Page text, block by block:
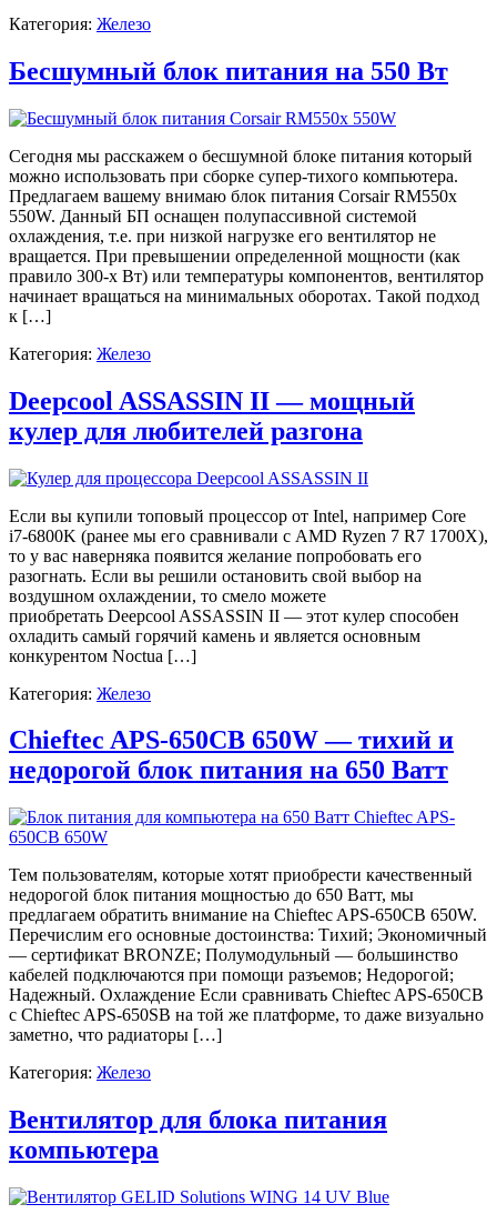
Категория: Железо
Бесшумный блок питания на 550 Вт
Сегодня мы расскажем о бесшумной блоке питания который
можно использовать при сборке супер-тихого компьютера.
Предлагаем вашему внимаю блок питания Corsair RM550x
550W. Данный БП оснащен полупассивной системой
охлаждения, т.е. при низкой нагрузке его вентилятор не
вращается. При превышении определенной мощности (как
правило 300-х Вт) или температуры компонентов, вентилятор
начинает вращаться на минимальных оборотах. Такой подход
к […]
Категория: Железо
Deepcool ASSASSIN II — мощный
кулер для любителей разгона
Если вы купили топовый процессор от Intel, например Core
i7-6800K (ранее мы его сравнивали с AMD Ryzen 7 R7 1700X),
то у вас наверняка появится желание попробовать его
разогнать. Если вы решили остановить свой выбор на
воздушном охлаждении, то смело можете
приобретать Deepcool ASSASSIN II — этот кулер способен
охладить самый горячий камень и является основным
конкурентом Noctua […]
Категория: Железо
Chieftec APS-650CB 650W — тихий и
недорогой блок питания на 650 Ватт
Тем пользователям, которые хотят приобрести качественный
недорогой блок питания мощностью до 650 Ватт, мы
предлагаем обратить внимание на Chieftec APS-650CB 650W.
Перечислим его основные достоинства: Тихий; Экономичный
— сертификат BRONZE; Полумодульный — большинство
кабелей подключаются при помощи разъемов; Недорогой;
Надежный. Охлаждение Если сравнивать Chieftec APS-650CB
с Chieftec APS-650SB на той же платформе, то даже визуально
заметно, что радиаторы […]
Категория: Железо
Вентилятор для блока питания
компьютера